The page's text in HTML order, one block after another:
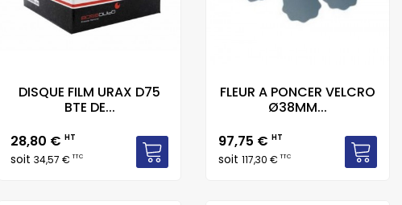
DISQUE FILM URAX D75
BTE DE...
Prix
28,80 € HT
soit 34,57 €TTC
FLEUR A PONCER VELCRO
Ø38MM...
Prix
97,75 €HT
soit117,30 €TTC